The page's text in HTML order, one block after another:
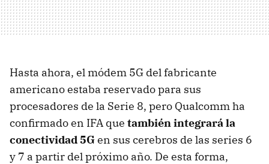
Hasta ahora, el módem 5G del fabricante
americano estaba reservado para sus
procesadores de la Serie 8, pero Qualcomm ha
confirmado en IFA que también integrará la
conectividad 5Gen sus cerebros de las series 6
y 7 a partir del próximo año. De esta forma,